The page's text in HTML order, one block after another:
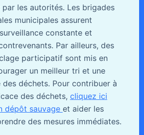
les autorités. Les brigades
municipales assurent
constante et
Par ailleurs, des
participatif sont mis en
un meilleur tri et une
déchets. Pour contribuer à
des déchets, cliquez ici
dépôt sauvage et aider les
des mesures immédiates.